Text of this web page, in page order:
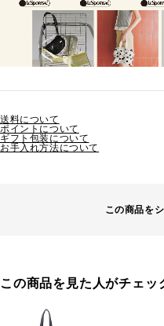
送料について
ポイントについて
ギフト包装について
お手入れ方法について
この商品を
この商品を見た人がチェッ